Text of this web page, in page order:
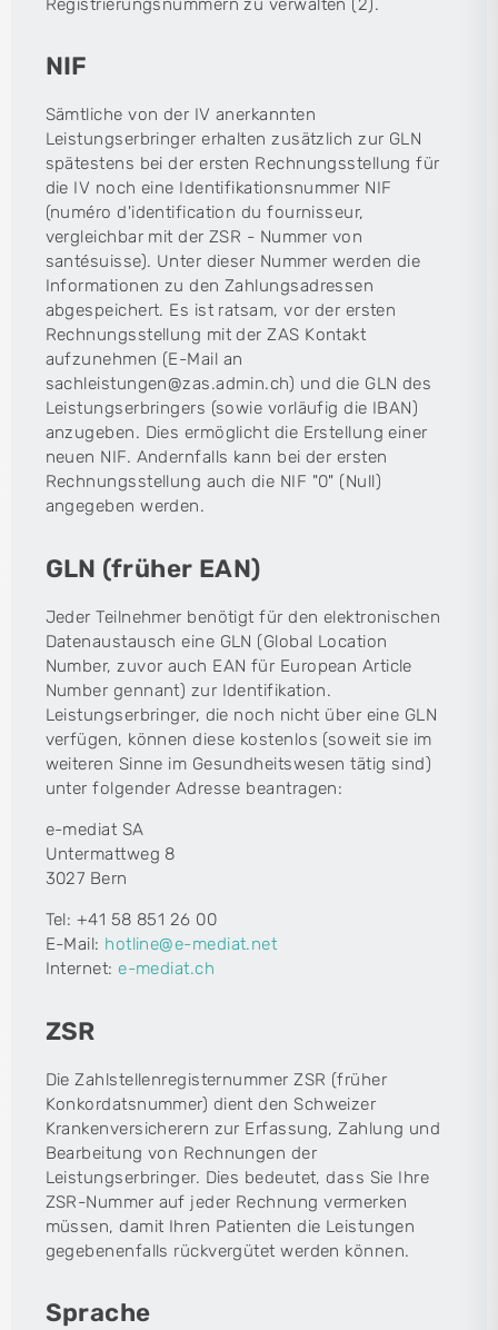
Registrierungsnummern zu verwalten (2).
NIF
Sämtliche von der IV anerkannten
Leistungserbringer erhalten zusätzlich zur GLN
spätestens bei der ersten Rechnungsstellung für
die IV noch eine Identifikationsnummer NIF
(numéro d'identification du fournisseur,
vergleichbar mit der ZSR - Nummer von
santésuisse). Unter dieser Nummer werden die
Informationen zu den Zahlungsadressen
abgespeichert. Es ist ratsam, vor der ersten
Rechnungsstellung mit der ZAS Kontakt
aufzunehmen (E-Mail an
sachleistungen@zas.admin.ch) und die GLN des
Leistungserbringers (sowie vorläufig die IBAN)
anzugeben. Dies ermöglicht die Erstellung einer
neuen NIF. Andernfalls kann bei der ersten
Rechnungsstellung auch die NIF "0" (Null)
angegeben werden.
GLN (früher EAN)
Jeder Teilnehmer benötigt für den elektronischen
Datenaustausch eine GLN (Global Location
Number, zuvor auch EAN für European Article
Number gennant) zur Identifikation.
Leistungserbringer, die noch nicht über eine GLN
verfügen, können diese kostenlos (soweit sie im
weiteren Sinne im Gesundheitswesen tätig sind)
unter folgender Adresse beantragen:
e-mediat SA
Untermattweg 8
3027 Bern
Tel: +41 58 851 26 00
E-Mail: hotline@e-mediat.net
Internet:e-mediat.ch
ZSR
Die Zahlstellenregisternummer ZSR (früher
Konkordatsnummer) dient den Schweizer
Krankenversicherern zur Erfassung, Zahlung und
Bearbeitung von Rechnungen der
Leistungserbringer. Dies bedeutet, dass Sie Ihre
ZSR-Nummer auf jeder Rechnung vermerken
müssen, damit Ihren Patienten die Leistungen
gegebenenfalls rückvergütet werden können.
Sprache